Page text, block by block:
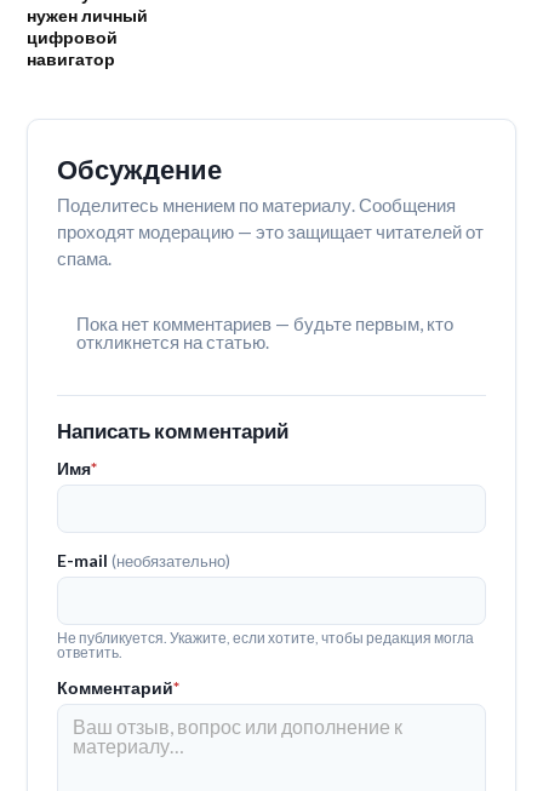
нужен личный
цифровой
навигатор
Обсуждение
Поделитесь мнением по материалу. Сообщения
проходят модерацию — это защищает читателей от
спама.
Пока нет комментариев — будьте первым, кто
откликнется на статью.
Написать комментарий
Имя*
E-mail(необязательно)
Не публикуется. Укажите, если хотите, чтобы редакция могла
ответить.
Комментарий*